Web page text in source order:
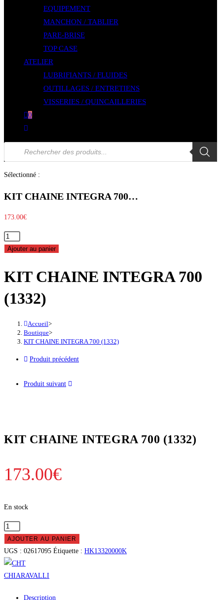
EQUIPEMENT
MANCHON / TABLIER
PARE-BRISE
TOP CASE
ATELIER
LUBRIFIANTS / FLUIDES
OUTILLAGES / ENTRETIENS
VISSERIES / QUINCAILLERIES
0
Toggle
website
search
Recherche
Sélectionné :
KIT CHAINE INTEGRA 700…
173.00€
quantité
de
CHAINE
700
Ajouter au panier
KIT CHAINE INTEGRA 700
(1332)
Accueil>
Boutique>
KIT CHAINE INTEGRA 700 (1332)
Produit précédent
Produit suivant
KIT CHAINE INTEGRA 700 (1332)
173.00€
En stock
quantité
de
KIT
CHAINE
INTEGRA
AJOUTER AU PANIER
UGS : 02617095 Étiquette : HK13320000K
Description